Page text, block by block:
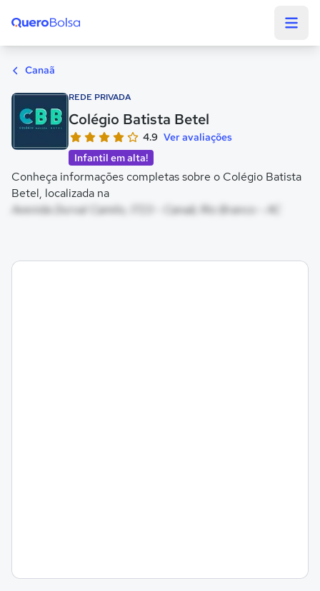
Canaã
REDE PRIVADA
Colégio Batista Betel
4.9 Ver avaliações
Infantil em alta!
Conheça informações completas sobre o Colégio Batista
Betel, localizada na
Avenida Durval Camilo, 1723 - Canaã, Rio Branco - AC